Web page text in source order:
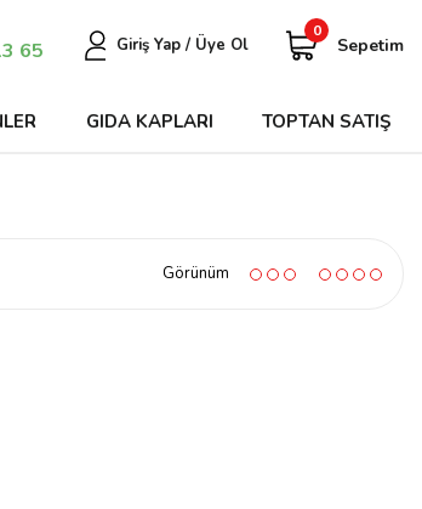
65 Giriş Yap / Üye Ol
0
Sepetim
GIDA KAPLARI TOPTAN SATIŞ
Görünüm